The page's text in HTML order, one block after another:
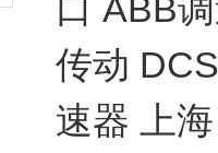
口 ABB
传动
速器 上